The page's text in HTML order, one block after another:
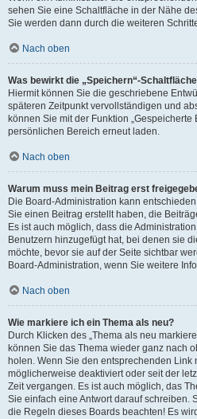
sehen Sie eine Schaltfläche in der Nähe
Sie werden dann durch die weiteren
Nach oben
Was bewirkt die „Speichern“-
Hiermit können Sie die geschriebene
späteren Zeitpunkt vervollständigen und
können Sie mit der Funktion „Gespeicherte
persönlichen Bereich erneut laden.
Nach oben
Warum muss mein Beitrag erst
Die Board-Administration kann
Sie einen Beitrag erstellt haben, die
Es ist auch möglich, dass die
Benutzern hinzugefügt hat, bei denen sie
möchte, bevor sie auf der Seite sichtbar
Board-Administration, wenn Sie weitere
Nach oben
Wie markiere ich ein Thema als neu?
Durch Klicken des „Thema als neu
können Sie das Thema wieder ganz nach
holen. Wenn Sie den entsprechenden Link
möglicherweise deaktiviert oder seit der
Zeit vergangen. Es ist auch möglich, das
Sie einfach eine Antwort darauf schreiben.
die Regeln dieses Boards beachten! Es